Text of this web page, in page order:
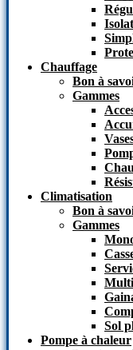
Chauffage
Bon à
Gammes
Climatisation
Bon à
Gammes
Sol
Pompe à chaleur